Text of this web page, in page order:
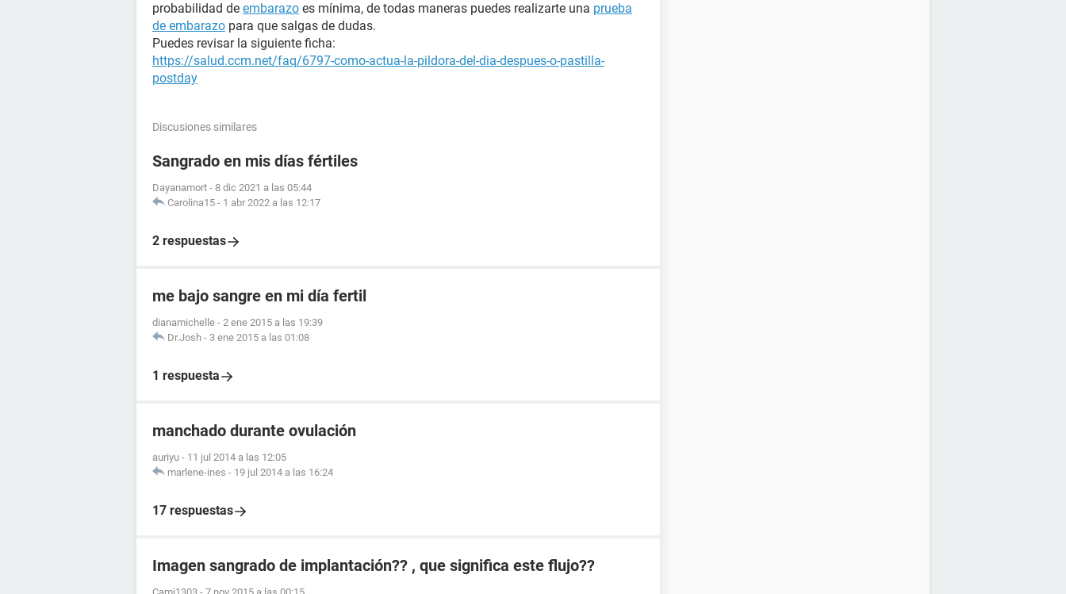
probabilidad de embarazo es mínima, de todas maneras puedes realizarte una prueba
de embarazo para que salgas de dudas.
Puedes revisar la siguiente ficha:
https://salud.ccm.net/faq/6797-como-actua-la-pildora-del-dia-despues-o-pastilla-
postday
Discusiones similares
Sangrado en mis días fértiles
Dayanamort - 8 dic 2021 a las 05:44
Carolina15 - 1 abr 2022 a las 12:17
2 respuestas
me bajo sangre en mi día fertil
dianamichelle - 2 ene 2015 a las 19:39
Dr.Josh - 3 ene 2015 a las 01:08
1 respuesta
manchado durante ovulación
auriyu - 11 jul 2014 a las 12:05
marlene-ines - 19 jul 2014 a las 16:24
17 respuestas
Imagen sangrado de implantación?? , que significa este flujo??